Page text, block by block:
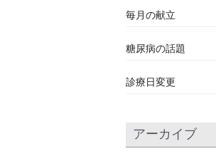
毎月の献立
糖尿病の話題
診療日変更
アーカイブ